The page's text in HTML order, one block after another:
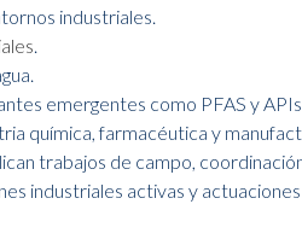
industriales.
.
emergentes como PFAS y
química, farmacéutica y
trabajos de campo,
industriales activas y